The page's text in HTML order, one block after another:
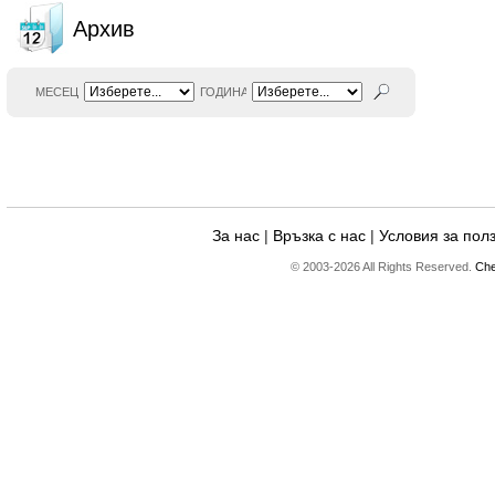
Архив
МЕСЕЦ ГОДИНА
За нас | Връзка с нас |Условия за
© 2003-2026 All Rights Reserved.